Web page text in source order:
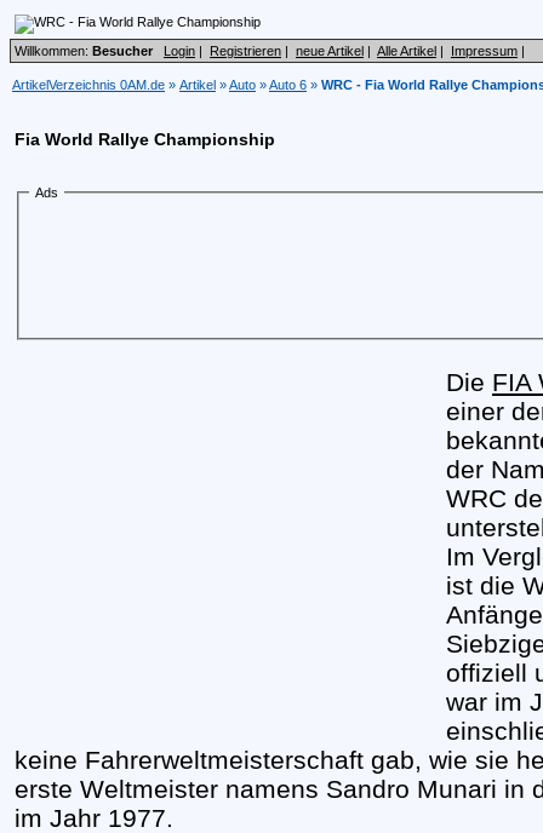
Willkommen: Besucher Login | Registrieren | neue Artikel | Alle Artikel | Impressum |
ArtikelVerzeichnis 0AM.de » Artikel »Auto »Auto 6 » WRC - Fia World Rallye
Fia World Rallye Championship
Ads
Die FIA
einer
der
WRC
Im
ist die
offiziell
war im
keine Fahrerweltmeisterschaft gab, wie sie
erste Weltmeister namens Sandro Munari in
im Jahr 1977.